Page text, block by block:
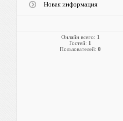
Новая информация
Онлайн всего: 1
Гостей: 1
Пользователей: 0